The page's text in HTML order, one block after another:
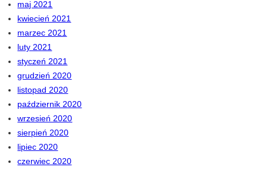
maj 2021
kwiecień 2021
marzec 2021
luty 2021
styczeń 2021
grudzień 2020
listopad 2020
październik 2020
wrzesień 2020
sierpień 2020
lipiec 2020
czerwiec 2020